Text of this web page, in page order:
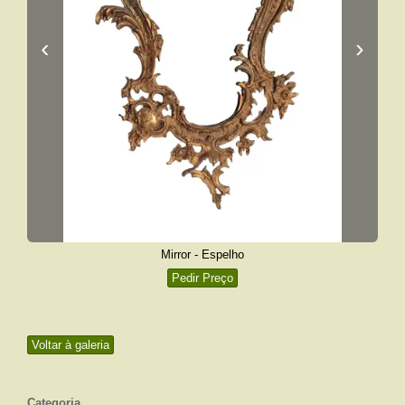
Voltar à galeria
‹ ›
Mirror - Espelho
Pedir Preço